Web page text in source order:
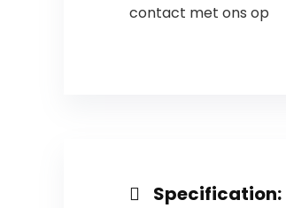
contact met ons op
Specification: